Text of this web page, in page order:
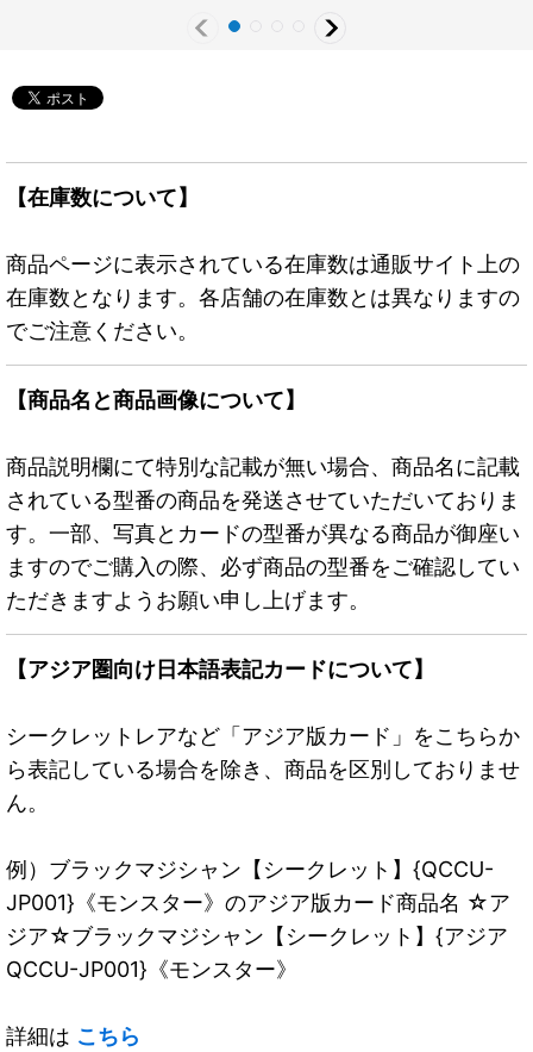
【在庫数について】
商品ページに表示されている在庫数は通販サイト上の
在庫数となります。各店舗の在庫数とは異なりますの
でご注意ください。
【商品名と商品画像について】
商品説明欄にて特別な記載が無い場合、商品名に記載
されている型番の商品を発送させていただいておりま
す。一部、写真とカードの型番が異なる商品が御座い
ますのでご購入の際、必ず商品の型番をご確認してい
ただきますようお願い申し上げます。
【アジア圏向け日本語表記カードについて】
シークレットレアなど「アジア版カード」をこちらか
ら表記している場合を除き、商品を区別しておりませ
ん。
例）ブラックマジシャン【シークレット】{QCCU-
JP001}《モンスター》のアジア版カード商品名 ☆ア
ジア☆ブラックマジシャン【シークレット】{アジア
QCCU-JP001}《モンスター》
詳細は こちら